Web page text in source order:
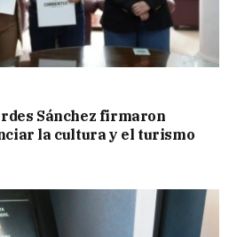
Sánchez firmaron
la cultura y el turismo